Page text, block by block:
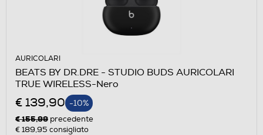
AURICOLARI
BEATS BY DR.DRE - STUDIO BUDS AURICOLARI
TRUE WIRELESS-Nero
€ 139,90 -10%
€ 155,99 precedente
€ 189,95 consigliato